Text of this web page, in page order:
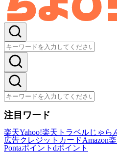
注目ワード
楽天Yahoo!楽天トラベルじゃら
広告クレジットカードAmazon
Pontaポイント dポイント